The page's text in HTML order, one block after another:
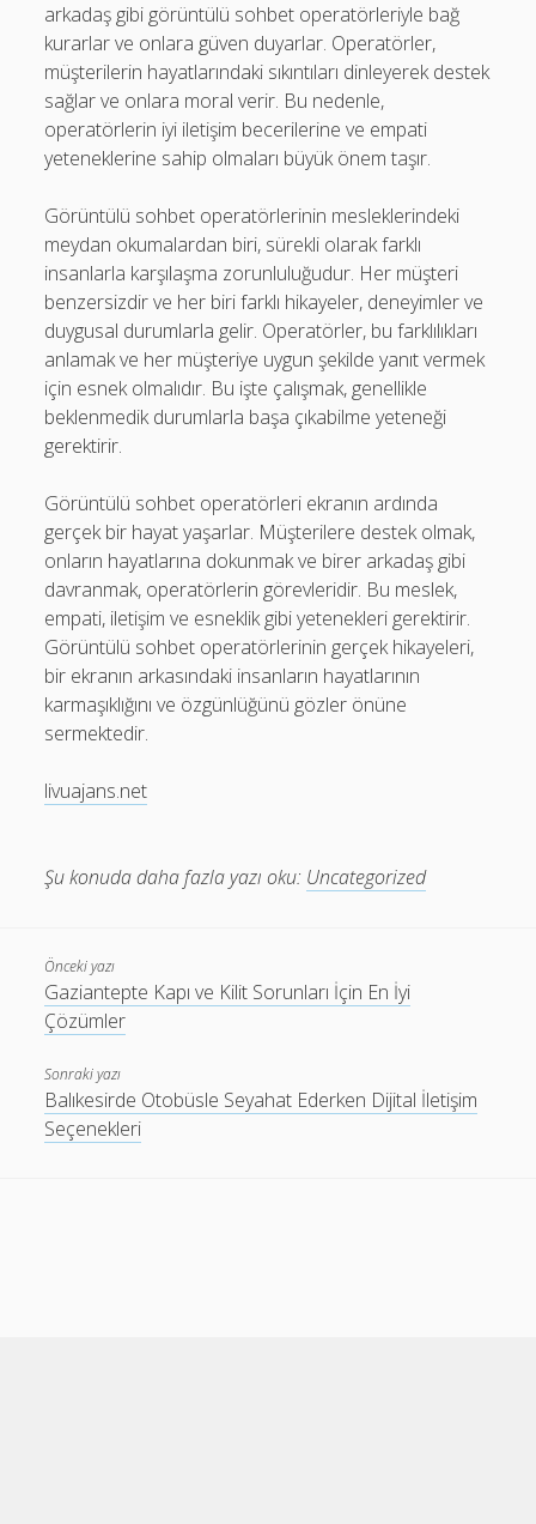
arkadaş gibi görüntülü sohbet operatörleriyle bağ
kurarlar ve onlara güven duyarlar. Operatörler,
müşterilerin hayatlarındaki sıkıntıları dinleyerek destek
sağlar ve onlara moral verir. Bu nedenle,
operatörlerin iyi iletişim becerilerine ve empati
yeteneklerine sahip olmaları büyük önem taşır.
Görüntülü sohbet operatörlerinin mesleklerindeki
meydan okumalardan biri, sürekli olarak farklı
insanlarla karşılaşma zorunluluğudur. Her müşteri
benzersizdir ve her biri farklı hikayeler, deneyimler ve
duygusal durumlarla gelir. Operatörler, bu farklılıkları
anlamak ve her müşteriye uygun şekilde yanıt vermek
için esnek olmalıdır. Bu işte çalışmak, genellikle
beklenmedik durumlarla başa çıkabilme yeteneği
gerektirir.
Görüntülü sohbet operatörleri ekranın ardında
gerçek bir hayat yaşarlar. Müşterilere destek olmak,
onların hayatlarına dokunmak ve birer arkadaş gibi
davranmak, operatörlerin görevleridir. Bu meslek,
empati, iletişim ve esneklik gibi yetenekleri gerektirir.
Görüntülü sohbet operatörlerinin gerçek hikayeleri,
bir ekranın arkasındaki insanların hayatlarının
karmaşıklığını ve özgünlüğünü gözler önüne
sermektedir.
livuajans.net
Şu konuda daha fazla yazı oku: Uncategorized
Önceki yazı
Gaziantepte Kapı ve Kilit Sorunları İçin En İyi
Çözümler
Sonraki yazı
Balıkesirde Otobüsle Seyahat Ederken Dijital İletişim
Seçenekleri